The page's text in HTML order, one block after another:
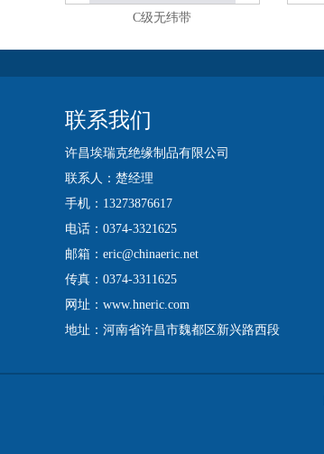
C级无纬带
联系我们
许昌埃瑞克绝缘制品有限公司
联系人：楚经理
手机：13273876617
电话：0374-3321625
邮箱：eric@chinaeric.net
传真：0374-3311625
网址：www.hneric.com
地址：河南省许昌市魏都区新兴路西段